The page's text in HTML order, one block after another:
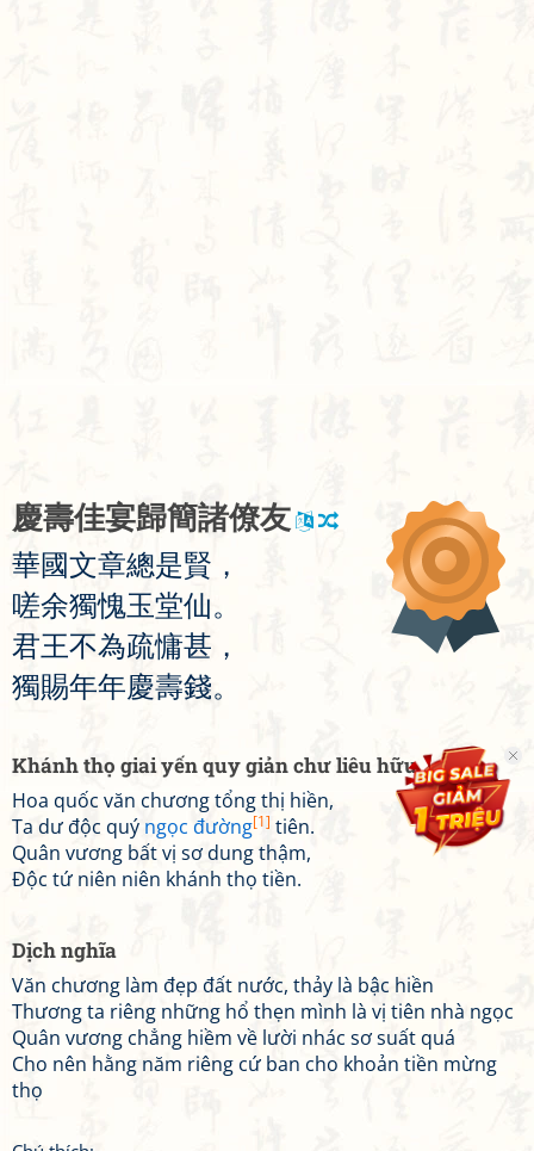
慶壽佳宴歸簡諸僚友
華國文章總是賢 ，
嗟余獨愧玉堂仙。
君王不為疏慵甚 ，
獨賜年年慶壽錢。
Khánh thọ giai yến quy giản chư liêu hữu
Hoa quốc văn chương tổng thị hiền,
Ta dư độc quý ngọc đường[1] tiên.
Quân vương bất vị sơ dung thậm,
Độc tứ niên niên khánh thọ tiền.
Dịch nghĩa
Văn chương làm đẹp đất nước, thảy là bậc hiền
Thương ta riêng những hổ thẹn mình là vị tiên nhà ngọc
Quân vương chẳng hiềm về lười nhác sơ suất quá
Cho nên hằng năm riêng cứ ban cho khoản tiền mừng
thọ